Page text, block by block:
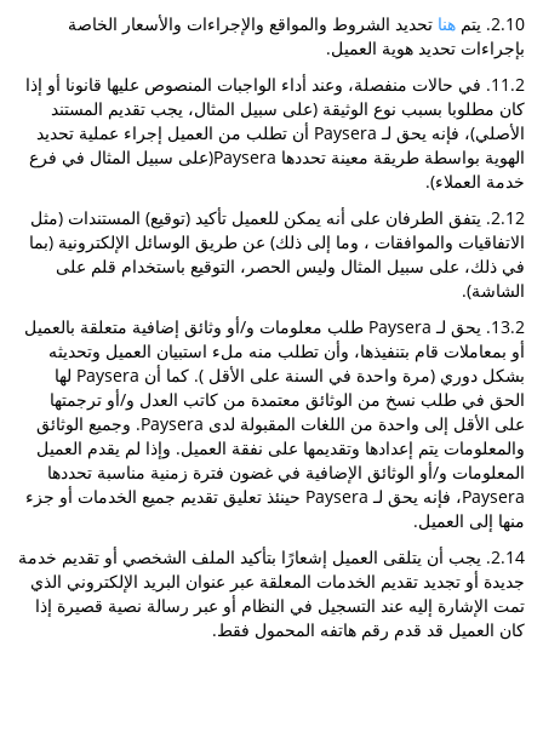
2.10. يتم
هنا تحديد الشروط والمواقع والإجراءات والأسعار الخاصة
بإجراءات تحديد هوية العميل.
11.2. في حالات منفصلة، وعند أداء الواجبات المنصوص عليها قانونا أو إذا
كان مطلوبا بسبب نوع الوثيقة (على سبيل المثال، يجب تقديم المستند
الأصلي)، فإنه يحق لـ Paysera أن تطلب من العميل إجراء عملية تحديد
الهوية بواسطة طريقة معينة تحددها Paysera(على سبيل المثال في فرع
خدمة العملاء).
2.12. يتفق الطرفان على أنه يمكن للعميل تأكيد (توقيع) المستندات (مثل
الاتفاقيات والموافقات ، وما إلى ذلك) عن طريق الوسائل الإلكترونية (بما
في ذلك، على سبيل المثال وليس الحصر، التوقيع باستخدام قلم على
الشاشة).
13.2. يحق لـ Paysera طلب معلومات و/أو وثائق إضافية متعلقة بالعميل
أو بمعاملات قام بتنفيذها، وأن تطلب منه ملء استبيان العميل وتحديثه
بشكل دوري (مرة واحدة في السنة على الأقل ). كما أن Paysera لها
الحق في طلب نسخ من الوثائق معتمدة من كاتب العدل و/أو ترجمتها
على الأقل إلى واحدة من اللغات المقبولة لدى Paysera. وجميع الوثائق
والمعلومات يتم إعدادها وتقديمها على نفقة العميل. وإذا لم يقدم العميل
المعلومات و/أو الوثائق الإضافية في غضون فترة زمنية مناسبة تحددها
Paysera، فإنه يحق لـ Paysera حينئذ تعليق تقديم جميع الخدمات أو جزء
منها إلى العميل.
2.14. يجب أن يتلقى العميل إشعارًا بتأكيد الملف الشخصي أو تقديم خدمة
جديدة أو تجديد تقديم الخدمات المعلقة عبر عنوان البريد الإلكتروني الذي
تمت الإشارة إليه عند التسجيل في النظام أو عبر رسالة نصية قصيرة إذا
كان العميل قد قدم رقم هاتفه المحمول فقط.